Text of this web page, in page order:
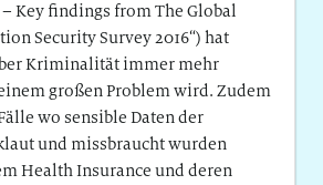
Key findings from The Global
Security Survey 2016“) hat
Kriminalität immer mehr
großen Problem wird. Zudem
wo sensible Daten der
und missbraucht wurden
Health Insurance und deren